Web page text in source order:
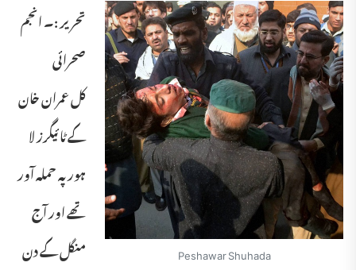
Peshawar Shuhada
تحریر :۔ انجم
صحرائی
کل عمران خان
کے ٹا ئیگرز لا
ہور پہ حملہ آور
تھے اور آج
منگل کے دن